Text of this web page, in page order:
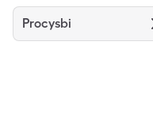
Procysbi